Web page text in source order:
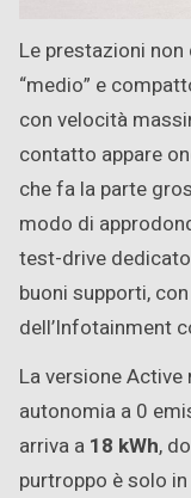
Le prestazioni non
“medio” e
con velocità
contatto appare
che fa la parte
modo di
test-drive
buoni supporti,
dell’Infotainment
La versione
autonomia a 0
arriva a 18 kWh,
purtroppo è solo in